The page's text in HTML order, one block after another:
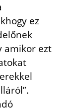
ez
amikor ezt